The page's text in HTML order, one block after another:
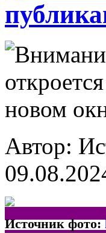
Автор:
Источник фото: